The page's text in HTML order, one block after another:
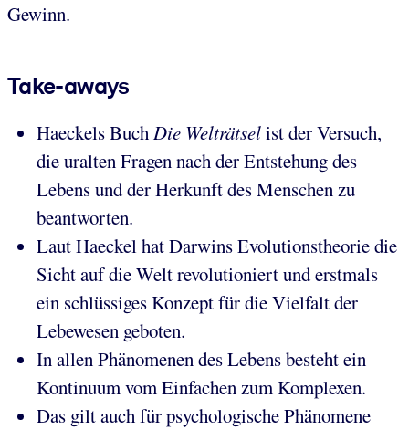
Gewinn.
Take-aways
Haeckels BuchDie Welträtselist der Versuch,
die uralten Fragen nach der Entstehung des
Lebens und der Herkunft des Menschen zu
beantworten.
Laut Haeckel hat Darwins Evolutionstheorie die
Sicht auf die Welt revolutioniert und erstmals
ein schlüssiges Konzept für die Vielfalt der
Lebewesen geboten.
In allen Phänomenen des Lebens besteht ein
Kontinuum vom Einfachen zum Komplexen.
Das gilt auch für psychologische Phänomene